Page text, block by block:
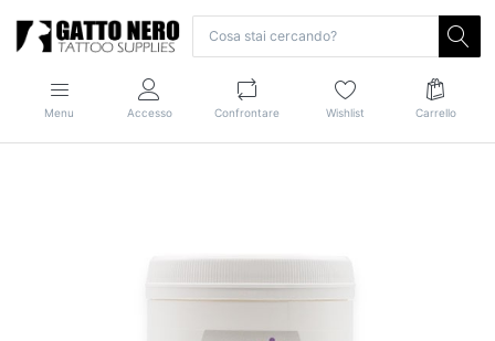
Menu Accesso Confrontare Wishlist Carrello